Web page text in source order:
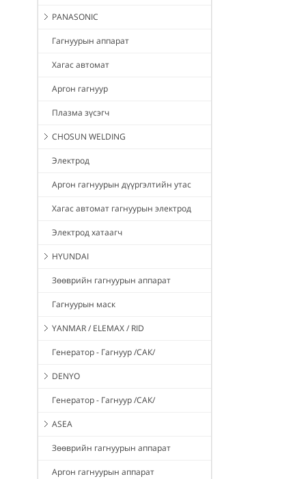
PANASONIC
Гагнуурын аппарат
Хагас автомат
Аргон гагнуур
Плазма зүсэгч
CHOSUN WELDING
Электрод
Аргон гагнуурын дүүргэлтийн утас
Хагас автомат гагнуурын электрод
Электрод хатаагч
HYUNDAI
Зөөврийн гагнуурын аппарат
Гагнуурын маск
YANMAR / ELEMAX / RID
Генератор - Гагнуур /САК/
DENYO
Генератор - Гагнуур /САК/
ASEA
Зөөврийн гагнуурын аппарат
Аргон гагнуурын аппарат